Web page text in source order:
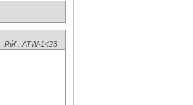
Réf : ATW-1423